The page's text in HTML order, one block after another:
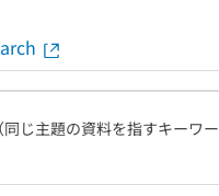
じ主題の資料を指すキーワ